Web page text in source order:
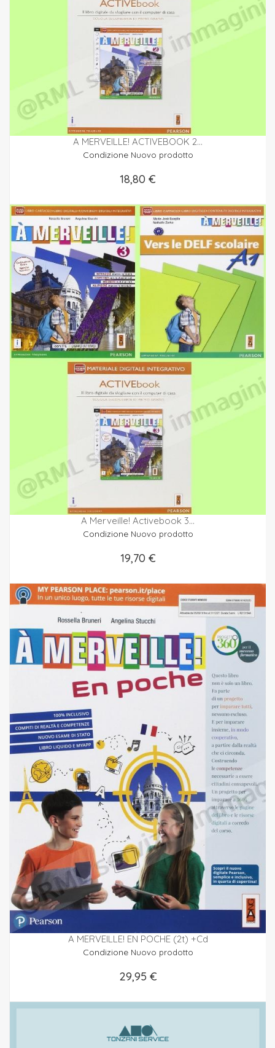
A MERVEILLE! ACTIVEBOOK 2...
Condizione Nuovo prodotto
18,80 €
A Merveille! Activebook 3...
Condizione Nuovo prodotto
19,70 €
A MERVEILLE! EN POCHE (2t) +Cd
Condizione Nuovo prodotto
29,95 €